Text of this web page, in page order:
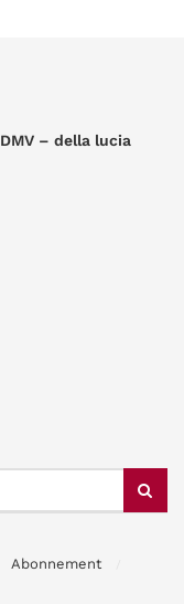
DMV – della lucia
Abonnement